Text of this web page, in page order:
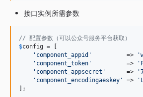
接口实例所需参数
// 配置参数（可以公众号服务平台获取）
$config = [
' component_appid '
          =>
'
' component_token '
          =>
'
' component_appsecret '
      =>
'
' component_encodingaeskey ' => '
];